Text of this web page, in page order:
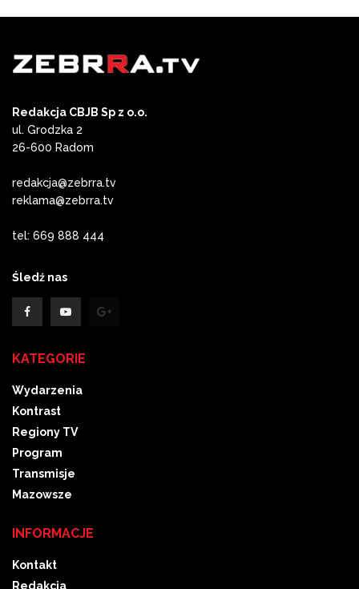
Redakcja CBJB Sp z o.o.
ul. Grodzka 2
26-600 Radom
redakcja@zebrra.tv
reklama@zebrra.tv
tel: 669 888 444
Śledź nas
KATEGORIE
Wydarzenia
Kontrast
Regiony TV
Program
Transmisje
Mazowsze
INFORMACJE
Kontakt
Redakcja